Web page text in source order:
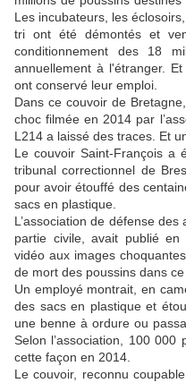
Les incubateurs, les
tri ont été démontés et
conditionnement des 18
annuellement à l'étranger.
ont conservé leur emploi.
Dans ce couvoir de
choc filmée en 2014 par
L214 a laissé des traces. Et
Le couvoir Saint-François a
tribunal correctionnel de
pour avoir étouffé des
sacs en plastique.
L’association de défense
partie civile, avait publié
vidéo aux images
de mort des poussins dans
Un employé montrait, en
des sacs en plastique et
une benne à ordure ou
Selon l’association, 100
cette façon en 2014.
Le couvoir, reconnu